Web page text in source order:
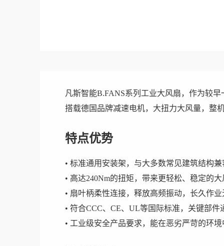
凡斯智能B.FANS系列工业大风扇，作为较
搭载德国品牌减速电机，大扭力大风量，整
特点优势
• 标准通用安装架，与大多数常见建筑结构兼
• 高达240Nm的扭矩，带来更轻松、稳定的大
• 扇叶柄柔性连接，释放高频振动，长久作业
• 符合CCC、CE、UL等国际标准，关键部件
• 工业级安全产品要求，能在恶劣严苛的环境